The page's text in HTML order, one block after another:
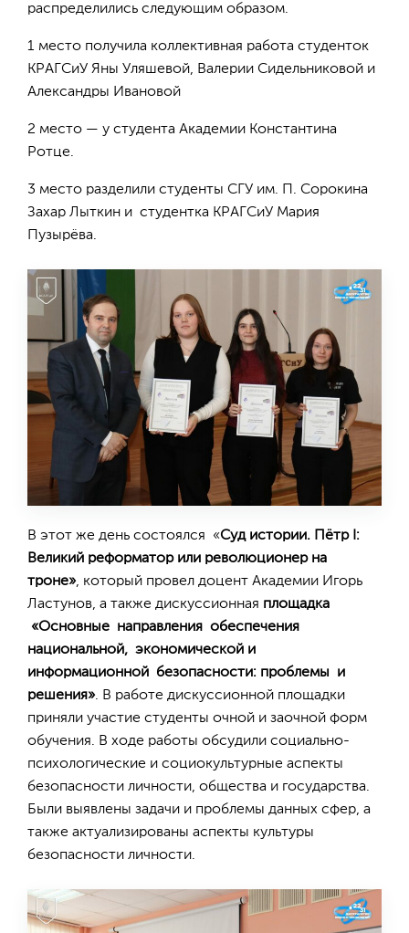
распределились следующим образом.
1 место получила коллективная работа студенток
КРАГСиУ Яны Уляшевой, Валерии Сидельниковой и
Александры Ивановой
2 место — у студента Академии Константина
Ротце.
3 место разделили студенты СГУ им. П. Сорокина
Захар Лыткин и студентка КРАГСиУ Мария
Пузырёва.
В этот же день состоялся «Суд истории. Пётр I:
Великий реформатор или революционер на
троне», который провел доцент Академии Игорь
Ластунов, а также дискуссионная площадка
«Основные направления обеспечения
национальной, экономической и
информационной безопасности: проблемы и
решения». В работе дискуссионной площадки
приняли участие студенты очной и заочной форм
обучения. В ходе работы обсудили социально-
психологические и социокультурные аспекты
безопасности личности, общества и государства.
Были выявлены задачи и проблемы данных сфер, а
также актуализированы аспекты культуры
безопасности личности.